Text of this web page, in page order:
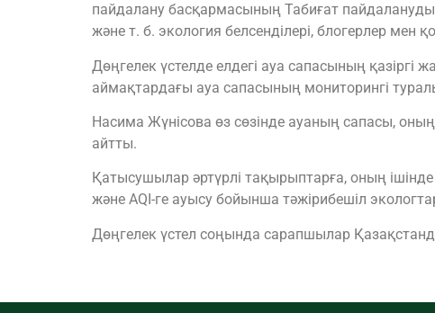
пайдалану басқармасының Табиғат пайдалануды
және т. б. экология белсенділері, блогерлер мен
Дөңгелек үстелде елдегі ауа сапасының
аймақтардағы ауа сапасының мониторингі
Насима Жүнісова өз сөзінде ауаның сапасы,
айтты.
Қатысушылар әртүрлі тақырыптарға, оның
және AQI-ге ауысу бойынша тәжірибешіл
Дөңгелек үстел соңында сарапшылар